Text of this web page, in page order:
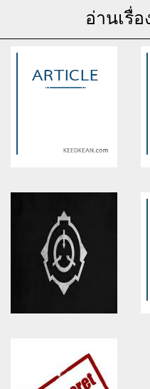
อ่านเรื่
Warning: Use of undefined
constant article_topic -
assumed 'article_topic' (this
will throw an Error in a future
version of PHP) in
/home/keedkean/domains/
on line 534
ความเป็นพระเอกนางเอก
constant article_topic -
assumed 'article_topic' (this
will throw an Error in a future